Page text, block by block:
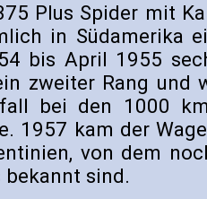
Plus Spider mit
in Südamerika
bis April 1955
zweiter Rang und
bei den 1000
1957 kam der
von dem
bekannt sind.